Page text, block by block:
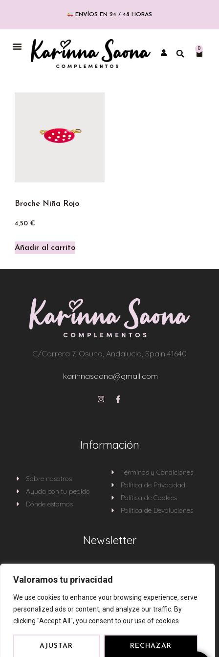
Valoramos tu privacidad
We use cookies to enhance your browsing experience, serve
personalized ads or content, and analyze our traffic. By
clicking "Accept All", you consent to our use of cookies.
AJUSTAR RECHAZAR
ENVÍOS EN 24 / 48 HORAS
0
Broche Niña Rojo
4,50 €
Añadir al carrito
C/Carrera 7, Osuna, Andalucia, Spain 41640
karinnasaona@gmail.com
Información
Sobre nosotros
Ayuda con tu pedido
Dónde estamos
Términos y Condiciones
Política de Privacidad
Política de Cookies
Política de Devoluciones
Newsletter
novedades